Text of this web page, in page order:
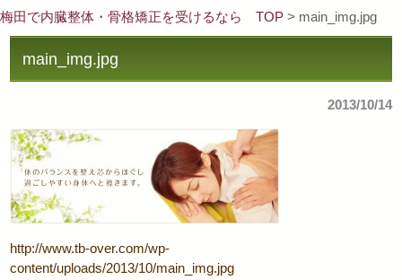
梅田で内臓整体・骨格矯正を受けるなら TOP > main_img.jpg
main_img.jpg
2013/10/14
http://www.tb-over.com/wp-
content/uploads/2013/10/main_img.jpg